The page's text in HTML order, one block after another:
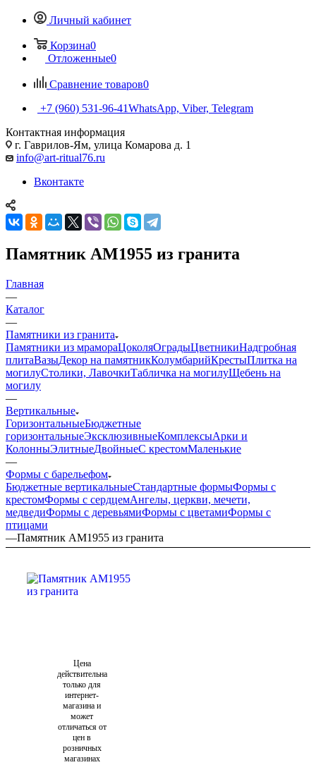
Личный кабинет
Корзина0
Отложенные0
Сравнение товаров0
+7 (960) 531-96-41WhatsApp, Viber, Telegram
Контактная информация
г. Гаврилов-Ям, улица Комарова д. 1
info@art-ritual76.ru
Вконтакте
Памятник AM1955 из гранита
Главная
—
Каталог
—
Памятники из гранита
Памятники из мрамораЦоколяОградыЦветникиНадгробная
плитаВазыДекор на памятникКолумбарийКрестыПлитка на
могилуСтолики, ЛавочкиТабличка на могилуЩебень на
могилу
—
Вертикальные
ГоризонтальныеБюджетные
горизонтальныеЭксклюзивныеКомплексыАрки и
КолонныЭлитныеДвойныеС крестомМаленькие
—
Формы с барельефом
Бюджетные вертикальныеСтандартные формыФормы с
крестомФормы с сердцемАнгелы, церкви, мечети,
медведиФормы с деревьямиФормы с цветамиФормы с
птицами
—Памятник AM1955 из гранита
Цена
действительна
только для
интернет-
магазина и
может
отличаться от
цен в
розничных
магазинах